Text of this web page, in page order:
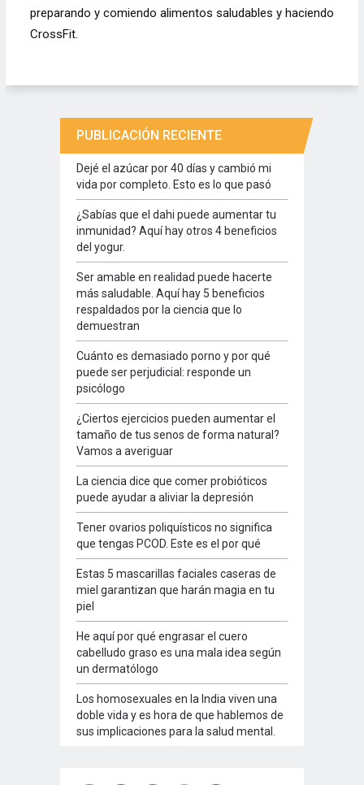
preparando y comiendo alimentos saludables y haciendo
CrossFit.
PUBLICACIÓN RECIENTE
Dejé el azúcar por 40 días y cambió mi
vida por completo. Esto es lo que pasó
¿Sabías que el dahi puede aumentar tu
inmunidad? Aquí hay otros 4 beneficios
del yogur.
Ser amable en realidad puede hacerte
más saludable. Aquí hay 5 beneficios
respaldados por la ciencia que lo
demuestran
Cuánto es demasiado porno y por qué
puede ser perjudicial: responde un
psicólogo
¿Ciertos ejercicios pueden aumentar el
tamaño de tus senos de forma natural?
Vamos a averiguar
La ciencia dice que comer probióticos
puede ayudar a aliviar la depresión
Tener ovarios poliquísticos no significa
que tengas PCOD. Este es el por qué
Estas 5 mascarillas faciales caseras de
miel garantizan que harán magia en tu
piel
He aquí por qué engrasar el cuero
cabelludo graso es una mala idea según
un dermatólogo
Los homosexuales en la India viven una
doble vida y es hora de que hablemos de
sus implicaciones para la salud mental.